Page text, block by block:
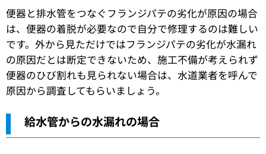
便器と排水管をつなぐフランジパテの劣化が原因の場合
は、便器の着脱が必要なので自分で修理するのは難しい
です。外から見ただけではフランジパテの劣化が水漏れ
の原因だとは断定できないため、施工不備が考えられず
便器のひび割れも見られない場合は、水道業者を呼んで
原因から調査してもらいましょう。
給水管からの水漏れの場合